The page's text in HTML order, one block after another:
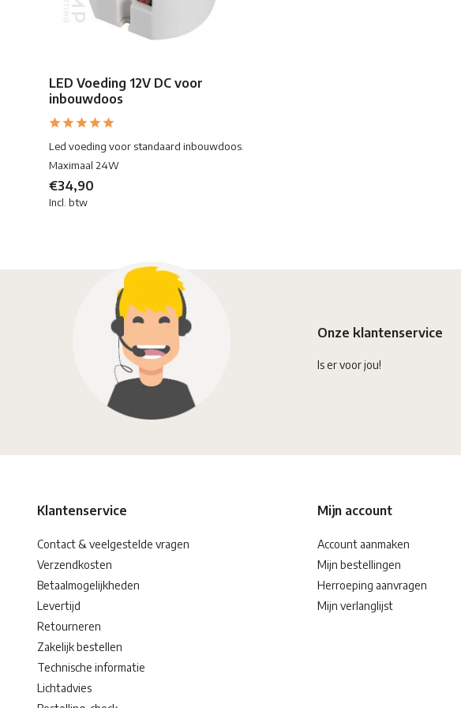
LED Voeding 12V DC voor
inbouwdoos
Led voeding voor standaard inbouwdoos.
Maximaal 24W
€34,90
Incl. btw
Onze klantenservice
Is er voor jou!
Klantenservice
Contact & veelgestelde vragen
Verzendkosten
Betaalmogelijkheden
Levertijd
Retourneren
Zakelijk bestellen
Technische informatie
Lichtadvies
Mijn account
Account aanmaken
Mijn bestellingen
Herroeping aanvragen
Mijn verlanglijst